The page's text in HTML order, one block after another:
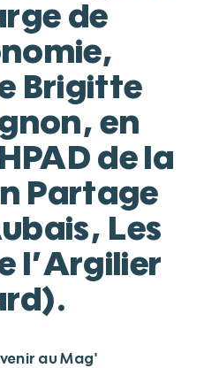
de
Brigitte
en
de la
Partage
Les
l’Argilier
au Mag'